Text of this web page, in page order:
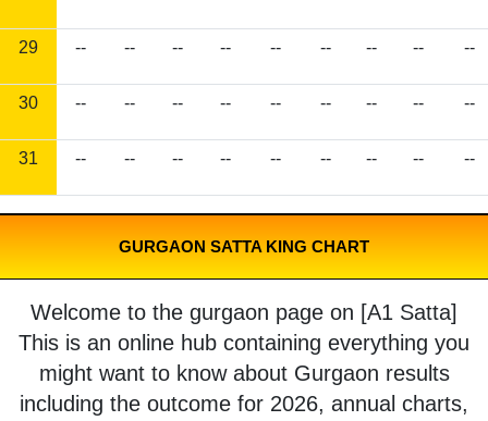
29 -- -- -- -- -- -- -- -- --
30 -- -- -- -- -- -- -- -- --
31 -- -- -- -- -- -- -- -- --
GURGAON SATTA KING CHART
Welcome to the gurgaon page on [A1 Satta]
This is an online hub containing everything you
might want to know about Gurgaon results
including the outcome for 2026, annual charts,